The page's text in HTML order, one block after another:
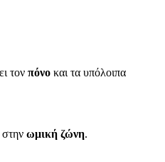
τον πόνο και τα υπόλοιπα
στην ωμική ζώνη.